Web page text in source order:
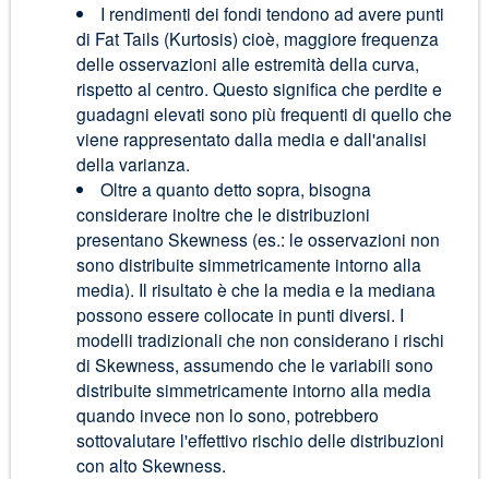
I rendimenti dei fondi tendono ad avere punti
di Fat Tails (Kurtosis) cioè, maggiore frequenza
delle osservazioni alle estremità della curva,
rispetto al centro. Questo significa che perdite e
guadagni elevati sono più frequenti di quello che
viene rappresentato dalla media e dall'analisi
della varianza.
Oltre a quanto detto sopra, bisogna
considerare inoltre che le distribuzioni
presentano Skewness (es.: le osservazioni non
sono distribuite simmetricamente intorno alla
media). Il risultato è che la media e la mediana
possono essere collocate in punti diversi. I
modelli tradizionali che non considerano i rischi
di Skewness, assumendo che le variabili sono
distribuite simmetricamente intorno alla media
quando invece non lo sono, potrebbero
sottovalutare l'effettivo rischio delle distribuzioni
con alto Skewness.